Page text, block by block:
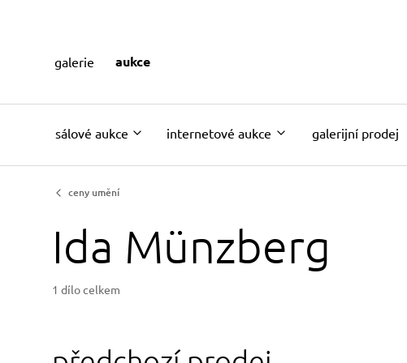
sálové aukce internetové aukce galerijní prodej
galerie aukce
ceny umění
Ida Münzberg
1 dílo celkem